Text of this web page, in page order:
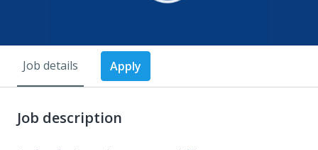
Job details Apply
Job description